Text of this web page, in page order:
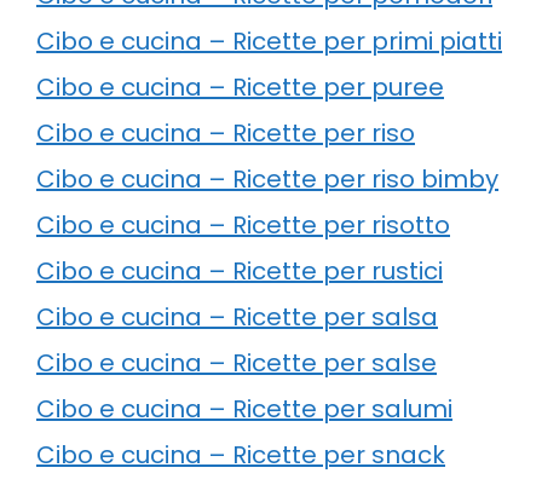
Cibo e cucina – Ricette per primi piatti
Cibo e cucina – Ricette per puree
Cibo e cucina – Ricette per riso
Cibo e cucina – Ricette per riso bimby
Cibo e cucina – Ricette per risotto
Cibo e cucina – Ricette per rustici
Cibo e cucina – Ricette per salsa
Cibo e cucina – Ricette per salse
Cibo e cucina – Ricette per salumi
Cibo e cucina – Ricette per snack